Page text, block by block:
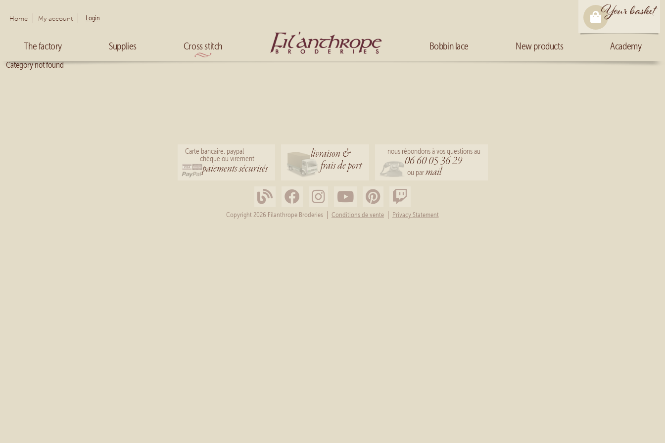
Home My account Login Your basket
The factory Supplies Cross stitch Home Bobbin lace New products Academy
Category not found
Carte bancaire, paypal
chèque ou virement
paiements sécurisés
livraison &
frais de port
nous répondons à vos questions au
06 60 05 36 29
ou parmail
Copyright 2026 Filanthrope Broderies Conditions de vente Privacy Statement